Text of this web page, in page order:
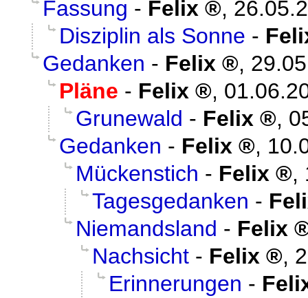
Fassung - Felix ,
Disziplin als Sonne -
Gedanken - Felix ,
Pläne - Felix ,
Grunewald - Felix ,
Gedanken - Felix ,
Mückenstich - Felix ,
Tagesgedanken -
Niemandsland - Felix
Nachsicht - Felix ,
Erinnerungen -